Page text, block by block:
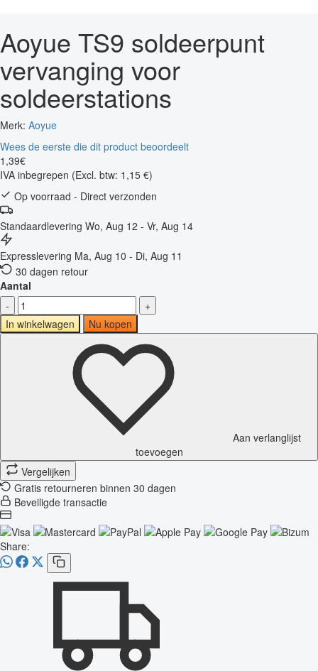
Aoyue TS9 soldeerpunt
vervanging voor
soldeerstations
Merk: Aoyue
Wees de eerste die dit product beoordeelt
1 ,39€
IVA inbegrepen (Excl. btw: 1,15 €)
Op voorraad - Direct verzonden
Standaardlevering Wo, Aug 12 - Vr, Aug 14
Expresslevering Ma, Aug 10 - Di, Aug 11
30 dagen retour
Aantal
-
+
In winkelwagen
Nu kopen
Aan verlanglijst
toevoegen
Vergelijken
Gratis retourneren binnen 30 dagen
Beveiligde transactie
Share: